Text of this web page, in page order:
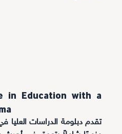
in Education with a
تقدم دبلومة الدراسات العليا